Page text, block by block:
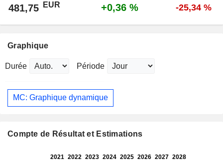
481,75 EUR +0,36 % -25,34 %
Graphique
Durée Période
MC: Graphique dynamique
Compte de Résultat et Estimations